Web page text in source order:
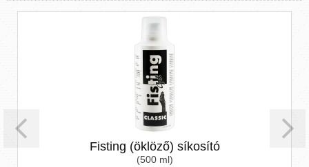
Fisting (öklöző) síkosító
(500 ml)